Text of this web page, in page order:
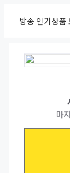
방송 인기상품
마